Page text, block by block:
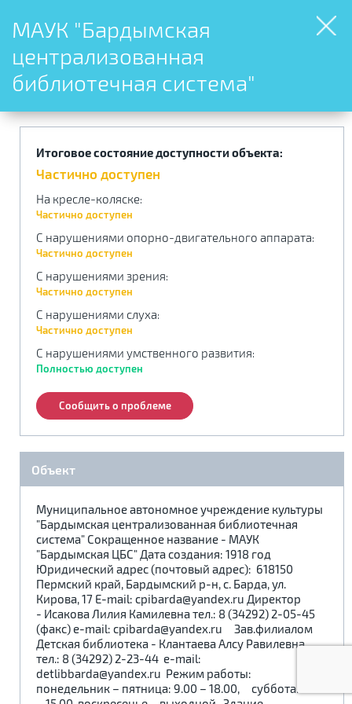
МАУК "Бардымская
централизованная
библиотечная система"
Итоговое состояние доступности объекта:
Частично доступен
На кресле-коляске:
Частично доступен
С нарушениями опорно-двигательного аппарата:
Частично доступен
С нарушениями зрения:
Частично доступен
С нарушениями слуха:
Частично доступен
С нарушениями умственного развития:
Полностью доступен
Сообщить о проблеме
Объект
Муниципальное автономное учреждение культуры
"Бардымская централизованная библиотечная
система" Сокращенное название - МАУК
"Бардымская ЦБС" Дата создания: 1918 год
Юридический адрес (почтовый адрес): 618150
Пермский край, Бардымский р-н, с. Барда, ул.
Кирова, 17 Е-mail: cpibarda@yandex.ru Директор
- Исакова Лилия Камилевна тел.: 8 (34292) 2-05-45
(факс) е-mail: cpibarda@yandex.ru Зав.филиалом
Детская библиотека - Клантаева Алсу Равилевна
тел.: 8 (34292) 2-23-44 е-mail:
detlibbarda@yandex.ru Режим работы:
понедельник – пятница: 9.00 – 18.00, суббота: 11.00
Адаптация по месту жительства: